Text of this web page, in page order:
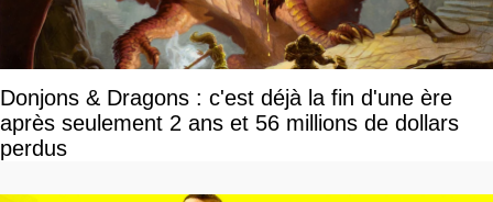
Donjons & Dragons : c'est déjà la fin d'une ère
après seulement 2 ans et 56 millions de dollars
perdus